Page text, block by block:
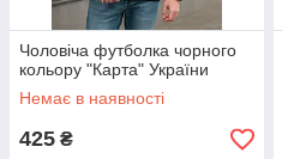
Чоловіча футболка чорного
кольору "Карта" України
Немає в наявності
425 ₴